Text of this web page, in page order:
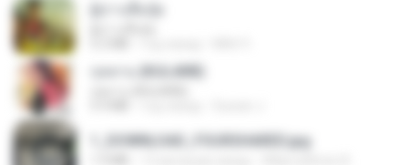
กุหลาบ (KULARB)
1_DOWNLOAD_FOURSHARED.jpg